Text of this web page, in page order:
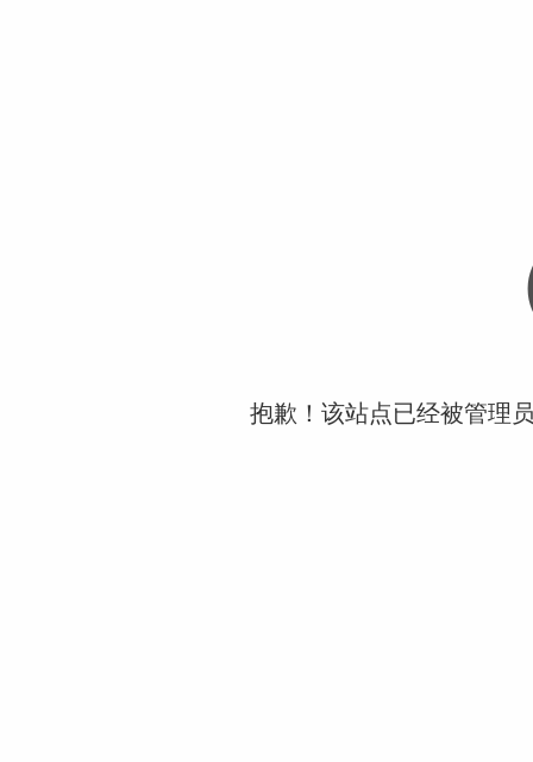
抱歉！该站点已经被管理